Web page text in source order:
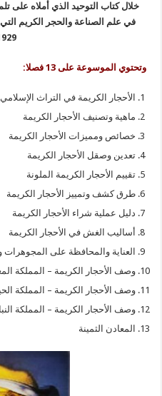
خلال كتاب التوحيد الذي أملاه على
في علم الصناعة والحجر الكريم
وتحتوي الموسوعة على 13 فصلا:
الأحجار الكريمة في التراث الإسلامي
ماهية وتصنيف الأحجار الكريمة
خصائص ومميزات الأحجار الكريمة
تعدين وصقل الأحجار الكريمة
تقييم الأحجار الكريمة الملونة
طرق كشف وتمييز الأحجار الكريمة
دليل عملية شراء الأحجار الكريمة
أساليب الغش في الأحجار الكريمة
العناية والمحافظة على المجوهرات
وصف الأحجار الكريمة – المملكة
وصف الأحجار الكريمة – المملكة
وصف الأحجار الكريمة – المملكة
المعادن الثمينة